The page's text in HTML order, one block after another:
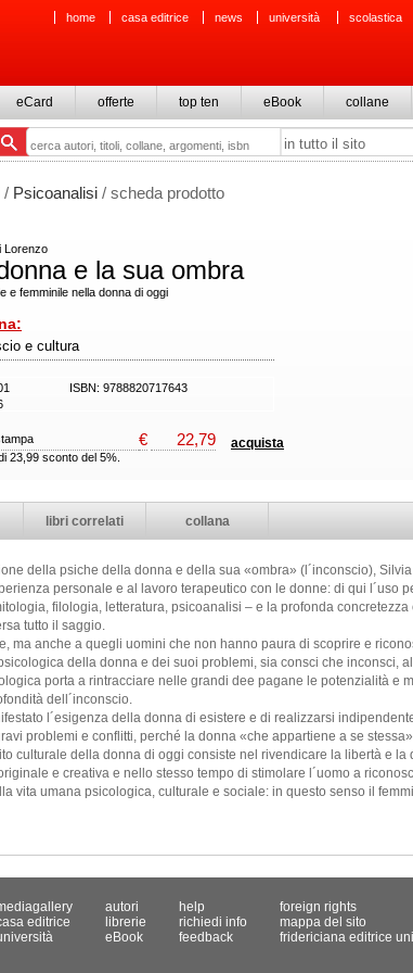
home casa editrice news università scolastica
eCard offerte top ten eBook collane
/ Psicoanalisi / scheda prodotto
Lorenzo
e la sua ombra
e femminile nella donna di oggi
e cultura
ISBN: 9788820717643
€ 22,79 acquista
23,99 sconto del 5%.
libri correlati collana
della psiche della donna e della sua «ombra» (l´inconscio),
personale e al lavoro terapeutico con le donne: di qui l´uso
filologia, letteratura, psicoanalisi – e la profonda
tutto il saggio.
ma anche a quegli uomini che non hanno paura di scoprire e
della donna e dei suoi problemi, sia consci che inconsci,
porta a rintracciare nelle grandi dee pagane le potenzialità e
dell´inconscio.
l´esigenza della donna di esistere e di realizzarsi
problemi e conflitti, perché la donna «che appartiene a se
culturale della donna di oggi consiste nel rivendicare la libertà e
e creativa e nello stesso tempo di stimolare l´uomo a
vita umana psicologica, culturale e sociale: in questo senso il
editrice
autori
librerie
eBook
help
richiedi info
feedback
foreign rights
mappa del sito
fridericiana editrice